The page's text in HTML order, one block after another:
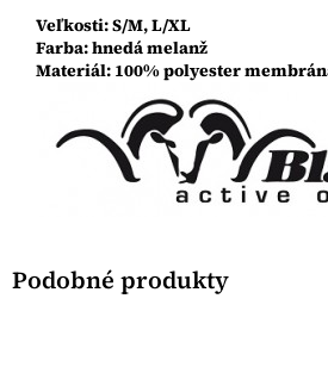
Veľkosti: S/M, L/XL
Farba: hnedá melanž
Materiál: 100% polyester